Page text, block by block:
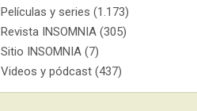
Películas y series (1.173)
Revista INSOMNIA (305)
Sitio INSOMNIA (7)
Videos y pódcast (437)